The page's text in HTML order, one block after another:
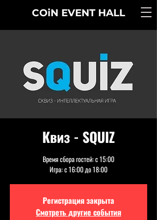
COiN EVENT HALL
Квиз - SQUIZ
Время сбора гостей: с 15:00
Игра: с 16:00 до 18:00
Регистрация закрыта
Смотреть другие события